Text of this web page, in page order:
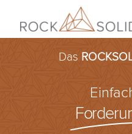
Inhalt
Das